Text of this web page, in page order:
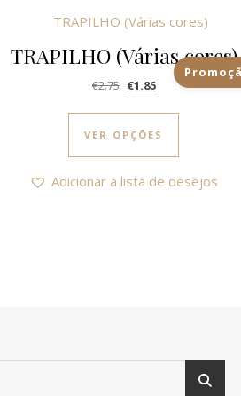
TRAPILHO (Várias cores)
€2.75 O preço original era:
€1.85O preço atual é:
VER OPÇÕES
This
Adicionar a lista de desejos